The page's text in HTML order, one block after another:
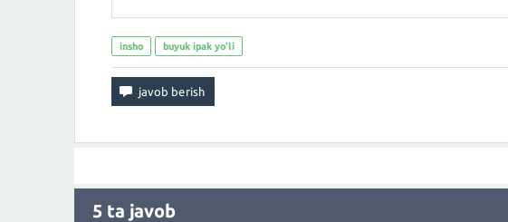
insho buyuk ipak yo'li
5 ta javob